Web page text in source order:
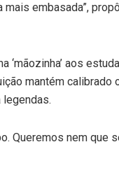
embasada”,
‘mãozinha’ aos
mantém
Queremos nem que